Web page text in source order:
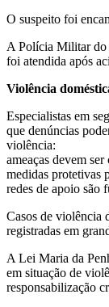
O suspeito foi
A Polícia Militar do
foi atendida após
Violência
Especialistas em
que denúncias
violência:
ameaças devem
medidas protetivas
redes de apoio são
Casos de violência
registradas em
A Lei Maria da
em situação de
responsabilização